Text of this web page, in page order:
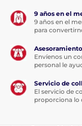
9 años en el
9 años en el
para
Envíenos un
personal le
Servicio de
El servicio de
proporciona lo